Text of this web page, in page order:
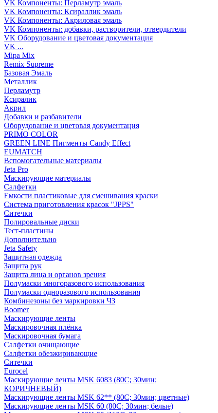
VK Компоненты: Перламутр эмаль
VK Компоненты: Ксираллик эмаль
VK Компоненты: Акриловая эмаль
VK Компоненты: добавки, растворители, отвердители
VK Оборудование и цветовая документация
VK ...
Mipa Mix
Remix Supreme
Базовая Эмаль
Металлик
Перламутр
Ксиралик
Акрил
Добавки и разбавители
Оборудование и цветовая документация
PRIMO COLOR
GREEN LINE Пигменты Candy Effect
EUMATCH
Вспомогательные материалы
Jeta Pro
Маскирующие материалы
Салфетки
Емкости пластиковые для смешивания краски
Система приготовления красок "JPPS"
Ситечки
Полировальные диски
Тест-пластины
Дополнительно
Jeta Safety
Защитная одежда
Защита рук
Защита лица и органов зрения
Полумаски многоразового использования
Полумаски одноразового использования
Комбинезоны без маркировки ЧЗ
Boomer
Маскирующие ленты
Маскировочная плёнка
Маскировочная бумага
Салфетки очищающие
Салфетки обезжиривающие
Ситечки
Euroсel
Маскирующие ленты MSK 6083 (80С; 30мин;
КОРИЧНЕВЫЙ)
Маскирующие ленты MSK 62** (80С; 30мин; цветные)
Маскирующие ленты MSK 60 (80С; 30мин; белые)